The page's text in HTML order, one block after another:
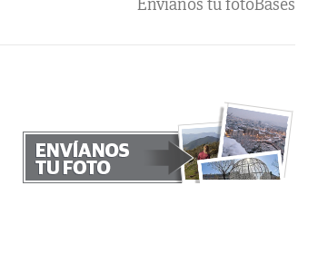
Envíanos tu fotoBases